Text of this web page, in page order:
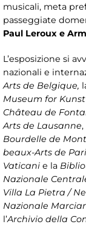
musicali, meta
passeggiate
Paul Leroux e
L’esposizione si
nazionali e
Arts de Belgique,
Museum for
Château de
Arts de Lausanne,
Bourdelle de
beaux-Arts de
Vaticani e la
Nazionale
Villa La Pietra /
Nazionale
l’Archivio della